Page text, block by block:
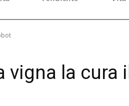
vigna la cura